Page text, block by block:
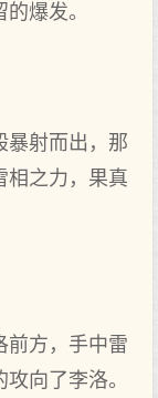
爆发。
暴射而出，那
相之力，果真
前方，手中雷
向了李洛。